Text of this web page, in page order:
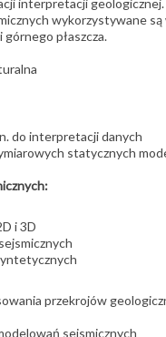
interpretacji geologicznej.
wykorzystywane są
płaszcza.
do interpretacji danych
statycznych
i 3D
przekrojów
sejsmicznych